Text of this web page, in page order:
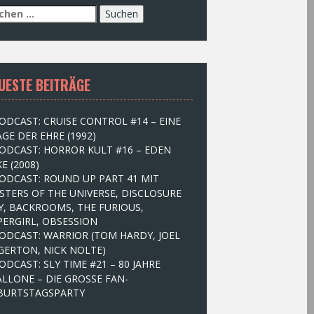
BEITRÄGE
CRUISE CONTROL #14 – EINE
DER EHRE (1992)
HORROR KULT #16 – EDEN
(2008)
ROUND UP PART 41 MIT
OF THE UNIVERSE, DISCLOSURE
BACKROOMS, THE FURIOUS,
OBSESSION
WARRIOR (TOM HARDY, JOEL
NICK NOLTE)
SLY TIME #21 – 80 JAHRE
– DIE GROSSE FAN-